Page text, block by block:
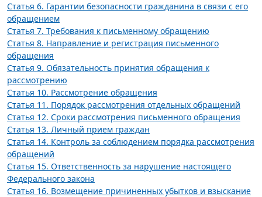
Статья 6. Гарантии безопасности гражданина в связи с его
обращением
Статья 7. Требования к письменному обращению
Статья 8. Направление и регистрация письменного
обращения
Статья 9. Обязательность принятия обращения к
рассмотрению
Статья 10. Рассмотрение обращения
Статья 11. Порядок рассмотрения отдельных обращений
Статья 12. Сроки рассмотрения письменного обращения
Статья 13. Личный прием граждан
Статья 14. Контроль за соблюдением порядка рассмотрения
обращений
Статья 15. Ответственность за нарушение настоящего
Федерального закона
Статья 16. Возмещение причиненных убытков и взыскание